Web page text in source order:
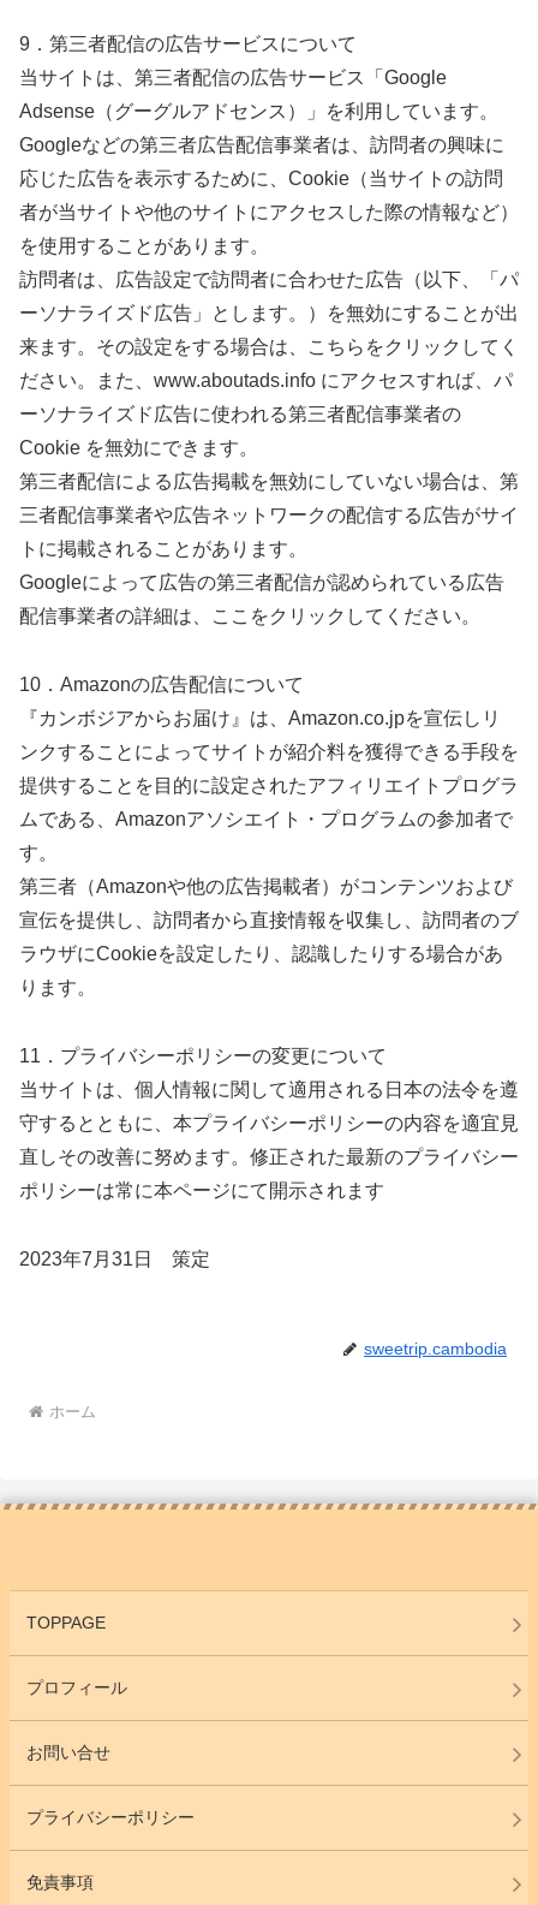
9．第三者配信の広告サービスについて
当サイトは、第三者配信の広告サービス「Google
Adsense（グーグルアドセンス）」を利用しています。
Googleなどの第三者広告配信事業者は、訪問者の興味に
応じた広告を表示するために、Cookie（当サイトの訪問
者が当サイトや他のサイトにアクセスした際の情報など）
を使用することがあります。
訪問者は、広告設定で訪問者に合わせた広告（以下、「パ
ーソナライズド広告」とします。）を無効にすることが出
来ます。その設定をする場合は、こちらをクリックしてく
ださい。また、www.aboutads.info にアクセスすれば、パ
ーソナライズド広告に使われる第三者配信事業者の
Cookie を無効にできます。
第三者配信による広告掲載を無効にしていない場合は、第
三者配信事業者や広告ネットワークの配信する広告がサイ
トに掲載されることがあります。
Googleによって広告の第三者配信が認められている広告
配信事業者の詳細は、ここをクリックしてください。
10．Amazonの広告配信について
『カンボジアからお届け』は、Amazon.co.jpを宣伝しリ
ンクすることによってサイトが紹介料を獲得できる手段を
提供することを目的に設定されたアフィリエイトプログラ
ムである、Amazonアソシエイト・プログラムの参加者で
す。
第三者（Amazonや他の広告掲載者）がコンテンツおよび
宣伝を提供し、訪問者から直接情報を収集し、訪問者のブ
ラウザにCookieを設定したり、認識したりする場合があ
ります。
11．プライバシーポリシーの変更について
当サイトは、個人情報に関して適用される日本の法令を遵
守するとともに、本プライバシーポリシーの内容を適宜見
直しその改善に努めます。修正された最新のプライバシー
ポリシーは常に本ページにて開示されます
2023年7月31日 策定
sweetrip.cambodia
ホーム
TOPPAGE
プロフィール
お問い合せ
プライバシーポリシー
免責事項